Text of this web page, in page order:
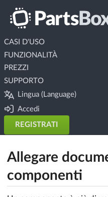
CASI D'USO
FUNZIONALITÀ
PREZZI
SUPPORTO
Lingua (Language)
Accedi
REGISTRATI
Allegare
componenti